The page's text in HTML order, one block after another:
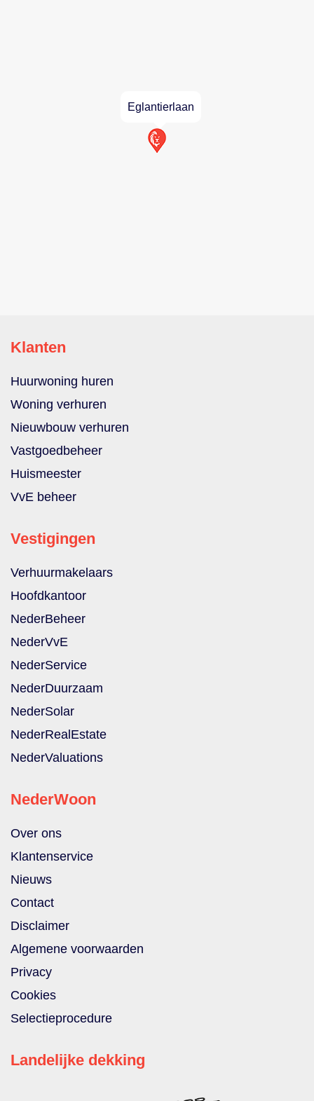
Eglantierlaan
Klanten
Huurwoning huren
Woning verhuren
Nieuwbouw verhuren
Vastgoedbeheer
Huismeester
VvE beheer
Vestigingen
Verhuurmakelaars
Hoofdkantoor
NederBeheer
NederVvE
NederService
NederDuurzaam
NederSolar
NederRealEstate
NederValuations
NederWoon
Over ons
Klantenservice
Nieuws
Contact
Disclaimer
Algemene voorwaarden
Privacy
Cookies
Selectieprocedure
Landelijke dekking